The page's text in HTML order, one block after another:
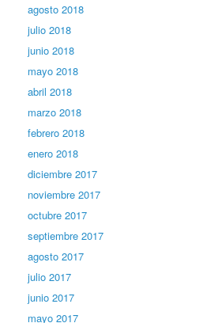
agosto 2018
julio 2018
junio 2018
mayo 2018
abril 2018
marzo 2018
febrero 2018
enero 2018
diciembre 2017
noviembre 2017
octubre 2017
septiembre 2017
agosto 2017
julio 2017
junio 2017
mayo 2017